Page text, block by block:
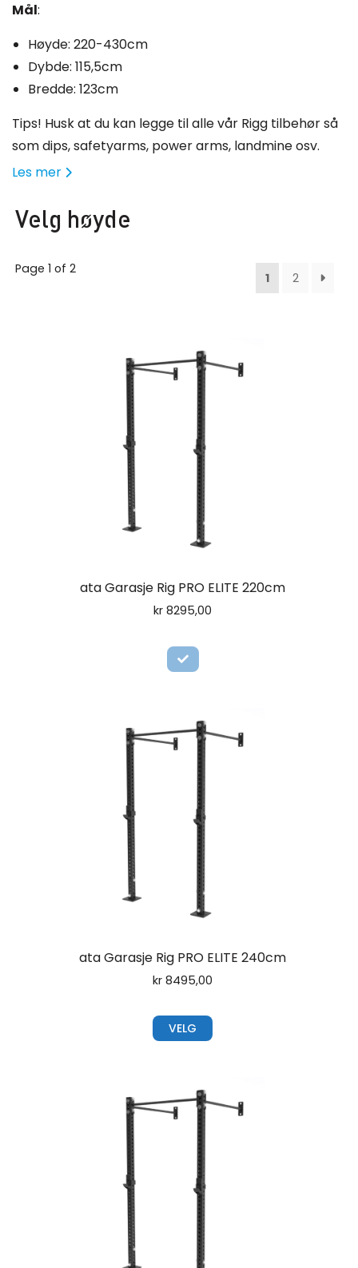
Mål:
Høyde: 220-430cm
Dybde: 115,5cm
Bredde: 123cm
Tips! Husk at du kan legge til alle vår Rigg tilbehør så
som dips, safetyarms, power arms, landmine osv.
Les mer
Velg høyde
Page 1 of 2
1 2
ata Garasje Rig PRO ELITE 220cm
kr 8295,00
ata Garasje Rig PRO ELITE 240cm
kr 8495,00
VELG